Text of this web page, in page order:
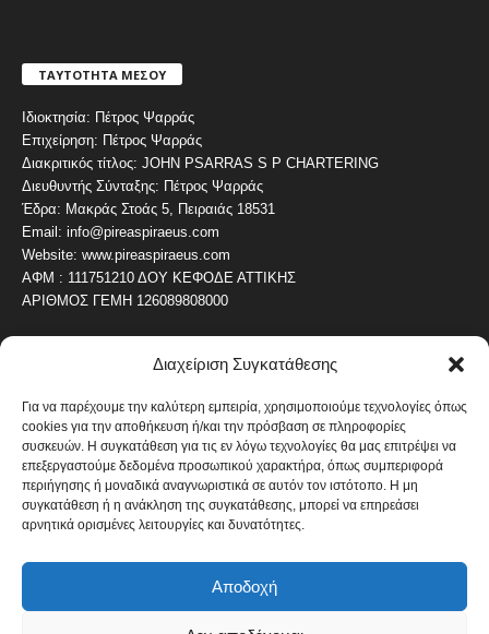
Διαχείριση Συγκατάθεσης
Για να παρέχουμε την καλύτερη εμπειρία, χρησιμοποιούμε τεχνολογίες όπως
cookies για την αποθήκευση ή/και την πρόσβαση σε πληροφορίες
συσκευών. Η συγκατάθεση για τις εν λόγω τεχνολογίες θα μας επιτρέψει να
επεξεργαστούμε δεδομένα προσωπικού χαρακτήρα, όπως συμπεριφορά
περιήγησης ή μοναδικά αναγνωριστικά σε αυτόν τον ιστότοπο. Η μη
συγκατάθεση ή η ανάκληση της συγκατάθεσης, μπορεί να επηρεάσει
αρνητικά ορισμένες λειτουργίες και δυνατότητες.
Αποδοχή
ΤΑΥΤΟΤΗΤΑ ΜΕΣΟΥ
Ιδιοκτησία: Πέτρος Ψαρράς
Επιχείρηση: Πέτρος Ψαρράς
Διακριτικός τίτλος: JOHN PSARRAS S P CHARTERING
Διευθυντής Σύνταξης: Πέτρος Ψαρράς
Έδρα: Μακράς Στοάς 5, Πειραιάς 18531
Email: info@pireaspiraeus.com
Website: www.pireaspiraeus.com
ΑΦΜ : 111751210 ΔΟΥ ΚΕΦΟΔΕ ΑΤΤΙΚΗΣ
ΑΡΙΘΜΟΣ ΓΕΜΗ 126089808000
ΔΗΜΟΦΙΛΗ ΚΑΤΗΓΟΡΙΑ
ΝΕΑ ΤΟΥ ΠΕΙΡΑΙΑ 4487
ΟΛΥΜΠΙΑΚΟΣ
ΑΛΛΑ ΚΟΙΝΩΝΙΚΑ
ΕΙΔΗΣΕΙΣ ΝΑΥΤΙΛΙΑ
ΟΙΚΟΝΟΜΙΚΑ
ΚΑΛΛΙΤΕΧΝΙΚΑ 822